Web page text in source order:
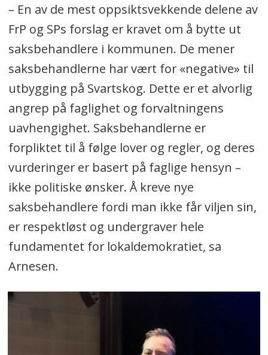
– En av de mest oppsiktsvekkende delene av
FrP og SPs forslag er kravet om å bytte ut
saksbehandlere i kommunen. De mener
saksbehandlerne har vært for «negative» til
utbygging på Svartskog. Dette er et alvorlig
angrep på faglighet og forvaltningens
uavhengighet. Saksbehandlerne er
forpliktet til å følge lover og regler, og deres
vurderinger er basert på faglige hensyn –
ikke politiske ønsker. Å kreve nye
saksbehandlere fordi man ikke får viljen sin,
er respektløst og undergraver hele
fundamentet for lokaldemokratiet, sa
Arnesen.